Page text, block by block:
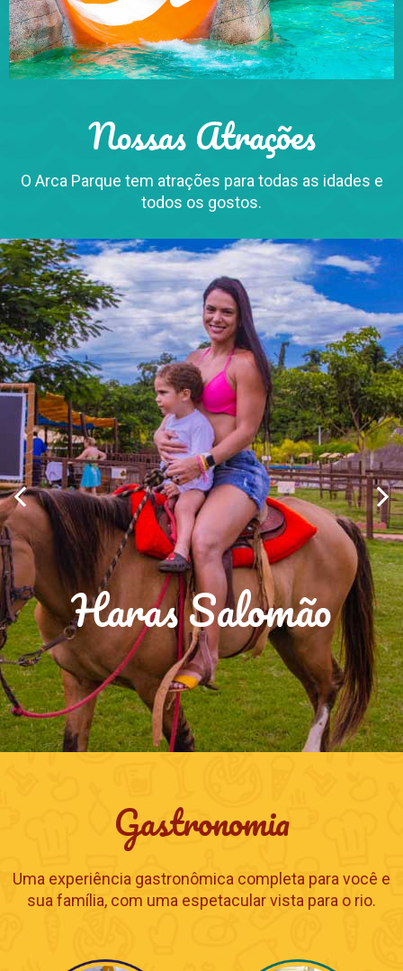
Nossas Atrações
O Arca Parque tem atrações para todas as idades e
todos os gostos.
Fazendinha de Noé
Fazendinha de Noé
SÃO MAIS DE 20 ESPÉCIES DE ANIMAIS
PARA AS CRIANÇAS INTERAGIREM E
APRENDEREM COM OS BICHINHOS.
CONHEÇA
Gastronomia
Uma experiência gastronômica completa para você e
sua família, com uma espetacular vista para o rio.